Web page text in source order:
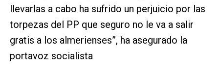
llevarlas a cabo ha sufrido un perjuicio por las
torpezas del PP que seguro no le va a salir
gratis a los almerienses”, ha asegurado la
portavoz socialista